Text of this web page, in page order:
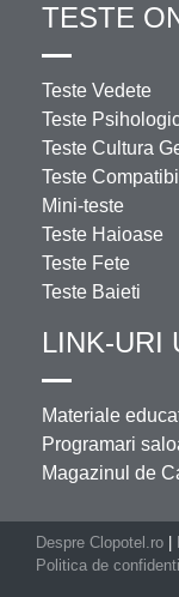
TESTE
Teste Vedete
Teste
Teste Cultura
Teste
Mini-teste
Teste Haioase
Teste Fete
Teste Baieti
LINK-URI
Materiale
Programari
Magazinul de
Despre Clopotel.ro
Politica de